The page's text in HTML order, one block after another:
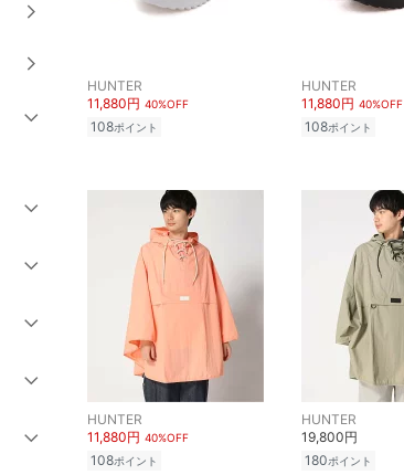
HUNTER
11,880円 40%OFF
108ポイント
HUNTER
11,880円 40%OFF
108ポイント
HUNTER
11,880円 40%OFF
108ポイント
HUNTER
19,800円
180ポイント